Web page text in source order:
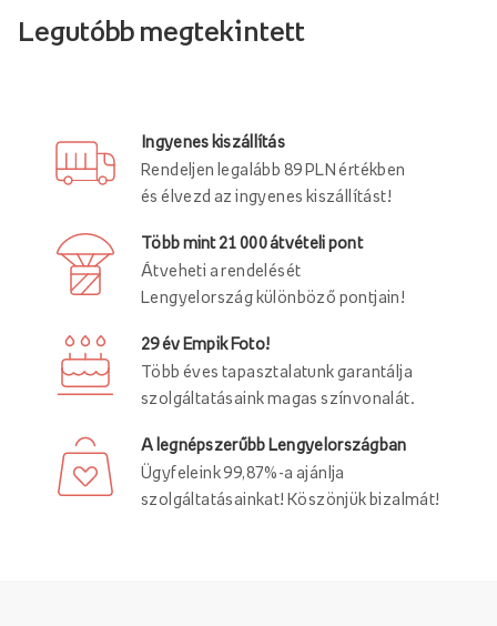
Legutóbb megtekintett
Ingyenes kiszállítás
Rendeljen legalább 89 PLN értékben
és élvezd az ingyenes kiszállítást!
Több mint 21 000 átvételi pont
Átveheti a rendelését
Lengyelország különböző pontjain!
29 év Empik Foto!
Több éves tapasztalatunk garantálja
szolgáltatásaink magas színvonalát.
A legnépszerűbb Lengyelországban
Ügyfeleink 99,87%-a ajánlja
szolgáltatásainkat! Köszönjük bizalmát!